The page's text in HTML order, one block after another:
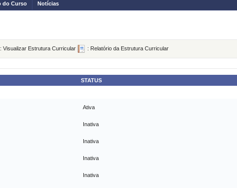
do Curso Notícias
: Visualizar Estrutura Curricular : Relatório da Estrutura Curricular
STATUS
Ativa
Inativa
Inativa
Inativa
Inativa